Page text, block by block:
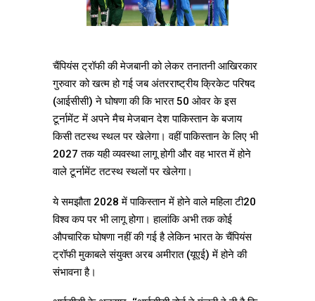
चैंपियंस ट्रॉफी की मेजबानी को लेकर तनातनी आखिरकार
गुरुवार को खत्म हो गई जब अंतरराष्ट्रीय क्रिकेट परिषद
(आईसीसी) ने घोषणा की कि भारत 50 ओवर के इस
टूर्नामेंट में अपने मैच मेजबान देश पाकिस्तान के बजाय
किसी तटस्थ स्थल पर खेलेगा। वहीं पाकिस्तान के लिए भी
2027 तक यही व्यवस्था लागू होगी और वह भारत में होने
वाले टूर्नामेंट तटस्थ स्थलों पर खेलेगा।
ये समझौता 2028 में पाकिस्तान में होने वाले महिला टी20
विश्व कप पर भी लागू होगा। हालांकि अभी तक कोई
औपचारिक घोषणा नहीं की गई है लेकिन भारत के चैंपियंस
ट्रॉफी मुकाबले संयुक्त अरब अमीरात (यूएई) में होने की
संभावना है।